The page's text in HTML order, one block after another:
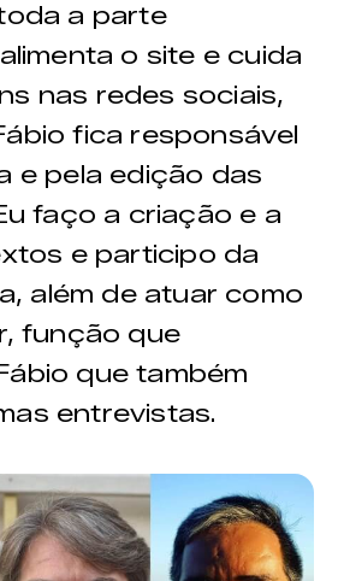
a parte
o site e cuida
nas redes sociais,
fica responsável
e pela edição das
faço a criação e a
e participo da
além de atuar como
função que
que também
entrevistas.